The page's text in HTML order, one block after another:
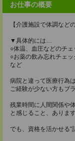
お仕事の概要
【介護施設で体調など
▼具体的には…
○体温、血圧などのチ
○お薬の飲み忘れチェッ
など
病院と違って医療行為
ご経験が少ない方もブ
残業時間に人間関係や
と感じること、あります
でも、資格を活かせる“